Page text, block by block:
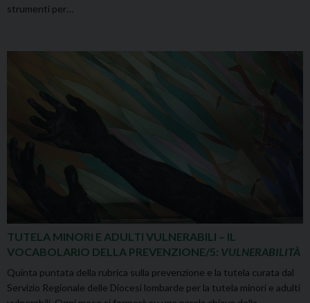
strumenti per…
TUTELA MINORI E ADULTI VULNERABILI – IL
VOCABOLARIO DELLA PREVENZIONE/5: VULNERABILITÀ
Quinta puntata della rubrica sulla prevenzione e la tutela curata dal
Servizio Regionale delle Diocesi lombarde per la tutela minori e adulti